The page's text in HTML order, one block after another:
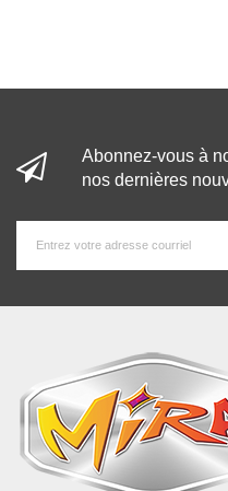
Abonnez-vous à
nos dernières